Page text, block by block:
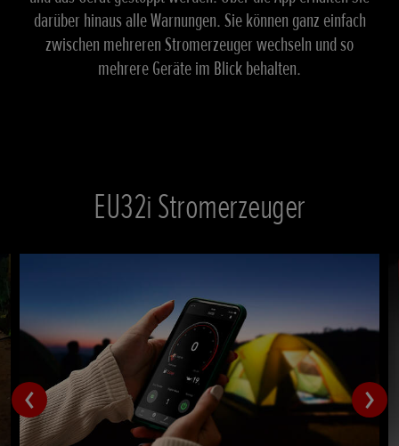
darüber hinaus alle Warnungen. Sie können ganz einfach
zwischen mehreren Stromerzeuger wechseln und so
mehrere Geräte im Blick behalten.
EU32i Stromerzeuger